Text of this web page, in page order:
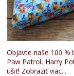
Objavte naše 100 %
Paw Patrol, Harry
ušiť! Zobraziť viac...